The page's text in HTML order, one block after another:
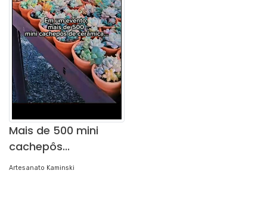
Mais de 500 mini
cachepôs...
Artesanato Kaminski